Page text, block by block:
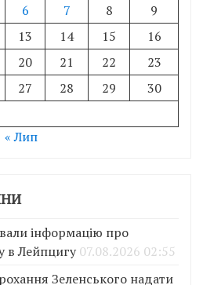
6 7 8
9
13 14 15
16
20 21 22
23
27 28 29
30
« Лип
інформацію про
в Лейпцигу 07.08.2026 02:55
Зеленського надати